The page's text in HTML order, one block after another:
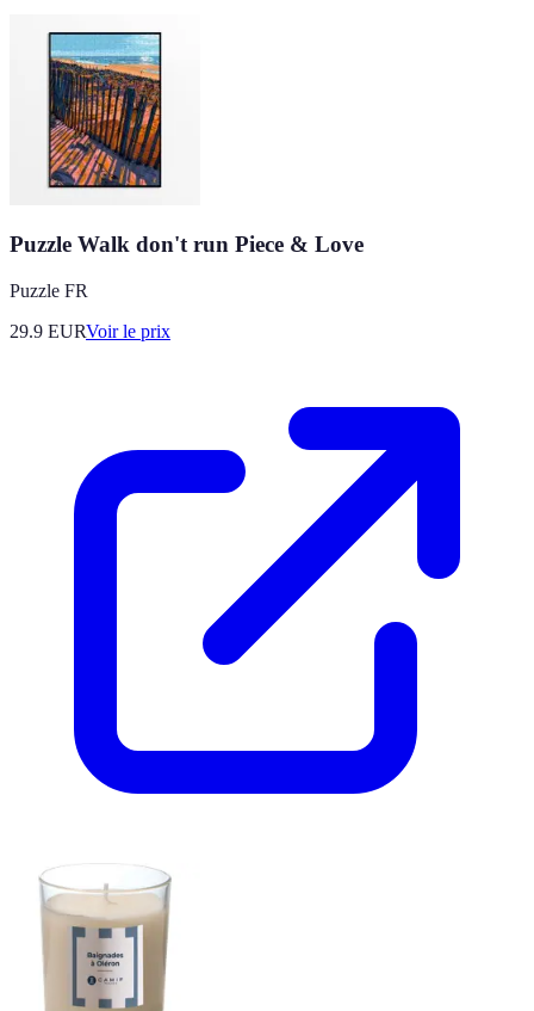
Puzzle Walk don't run Piece & Love
Puzzle FR
29.9 EURVoir le prix